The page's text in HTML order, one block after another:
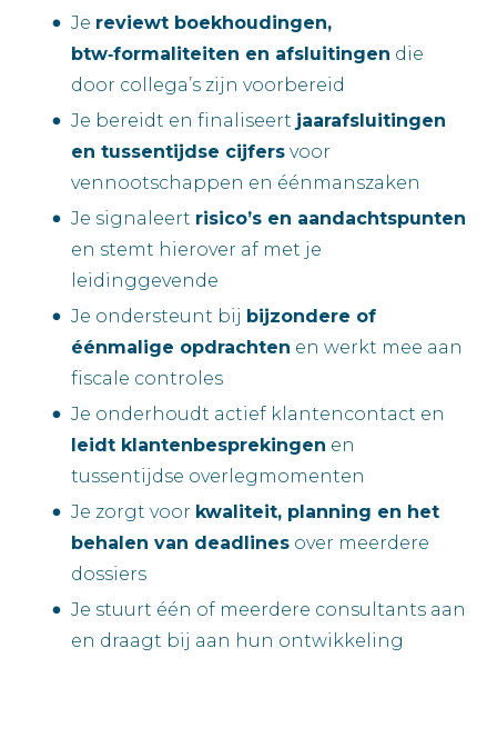
Je reviewt boekhoudingen,
btw‑formaliteiten en afsluitingen die
door collega’s zijn voorbereid
Je bereidt en finaliseert jaarafsluitingen
en tussentijdse cijfers voor
vennootschappen en éénmanszaken
Je signaleert risico’s en aandachtspunten
en stemt hierover af met je
leidinggevende
Je ondersteunt bij bijzondere of
éénmalige opdrachten en werkt mee aan
fiscale controles
Je onderhoudt actief klantencontact en
leidt klantenbesprekingen en
tussentijdse overlegmomenten
Je zorgt voor kwaliteit, planning en het
behalen van deadlines over meerdere
dossiers
Je stuurt één of meerdere consultants aan
en draagt bij aan hun ontwikkeling